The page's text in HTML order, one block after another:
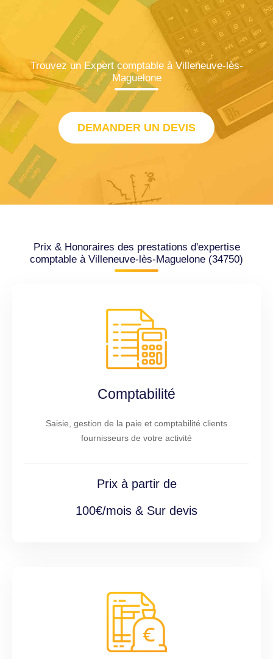
Trouvez un Expert comptable à Villeneuve-lès-
Maguelone
DEMANDER UN DEVIS
Prix & Honoraires des prestations d'expertise
comptable à Villeneuve-lès-Maguelone (34750)
Comptabilité
Saisie, gestion de la paie et comptabilité clients
fournisseurs de votre activité
Prix à partir de
100€/mois & Sur devis